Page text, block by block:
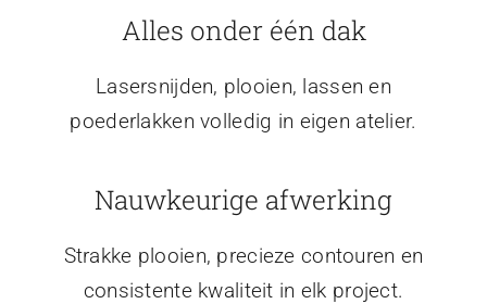
Alles onder één dak
Lasersnijden, plooien, lassen en
poederlakken volledig in eigen atelier.
Nauwkeurige afwerking
Strakke plooien, precieze contouren en
consistente kwaliteit in elk project.